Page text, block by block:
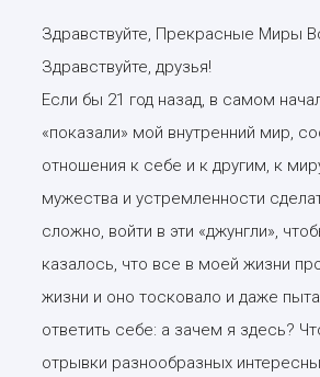
Здравствуйте, Прекрасные Миры
Здравствуйте, друзья!
Если бы 21 год назад, в самом
«показали» мой внутренний мир,
отношения к себе и к другим, к
мужества и устремленности
сложно, войти в эти «джунгли»,
казалось, что все в моей жизни
жизни и оно тосковало и даже
ответить себе: а зачем я здесь?
отрывки разнообразных